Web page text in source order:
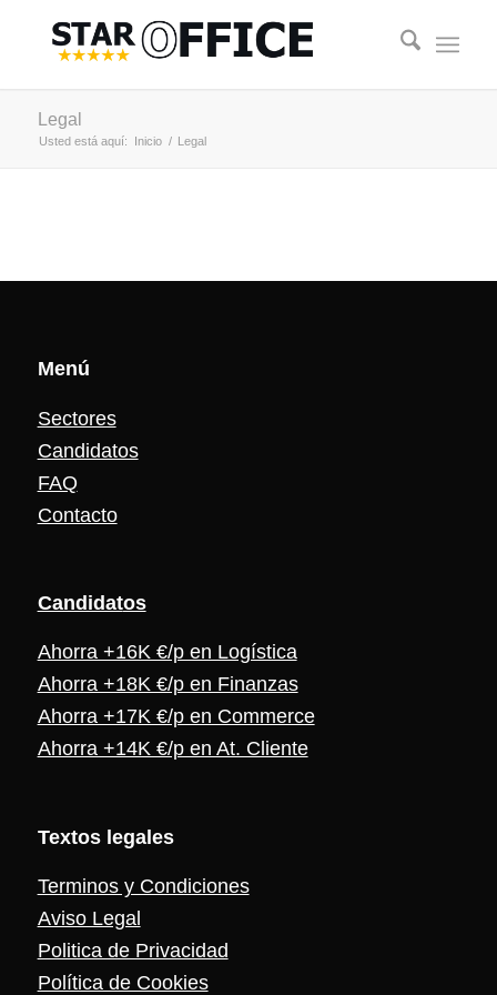
Legal
Usted está aquí: Inicio / Legal
Menú
Sectores
Candidatos
FAQ
Contacto
Candidatos
Ahorra +16K €/p en Logística
Ahorra +18K €/p en Finanzas
Ahorra +17K €/p en Commerce
Ahorra +14K €/p en At. Cliente
Textos legales
Terminos y Condiciones
Aviso Legal
Politica de Privacidad
Política de Cookies